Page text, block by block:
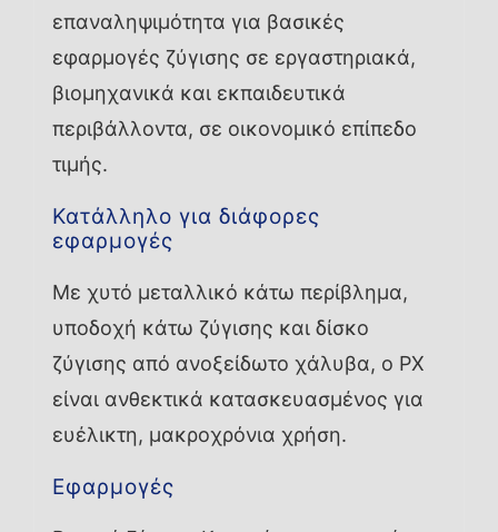
επαναληψιμότητα για βασικές
εφαρμογές ζύγισης σε εργαστηριακά,
βιομηχανικά και εκπαιδευτικά
περιβάλλοντα, σε οικονομικό επίπεδο
τιμής.
Κατάλληλο για διάφορες
εφαρμογές
Με χυτό μεταλλικό κάτω περίβλημα,
υποδοχή κάτω ζύγισης και δίσκο
ζύγισης από ανοξείδωτο χάλυβα, ο PX
είναι ανθεκτικά κατασκευασμένος για
ευέλικτη, μακροχρόνια χρήση.
Εφαρμογές